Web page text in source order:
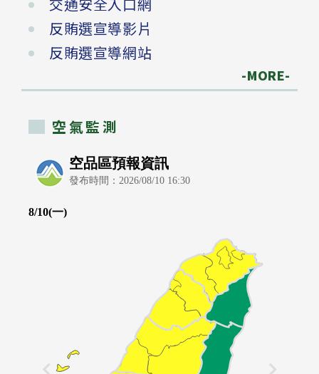
反賄選宣導影片
反賄選宣導網站
-MORE-
空氣監測